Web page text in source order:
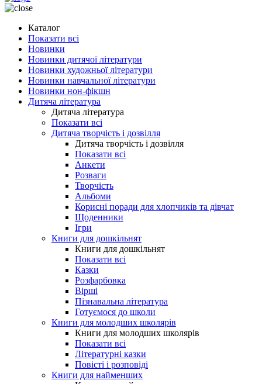
Каталог
Показати всі
Новинки
Новинки дитячої літератури
Новинки художньої літератури
Новинки навчальної літератури
Новинки нон-фікшн
Дитяча література
Дитяча література
Показати всі
Дитяча творчість і дозвілля
Дитяча творчість і дозвілля
Показати всі
Анкети
Розваги
Творчість
Альбоми
Корисні поради для хлопчиків та дівчат
Щоденники
Ігри
Книги для дошкільнят
Книги для дошкільнят
Показати всі
Казки
Розфарбовка
Вірші
Пізнавальна література
Готуємося до школи
Книги для молодших школярів
Книги для молодших школярів
Показати всі
Літературні казки
Повісті і розповіді
Книги для найменших